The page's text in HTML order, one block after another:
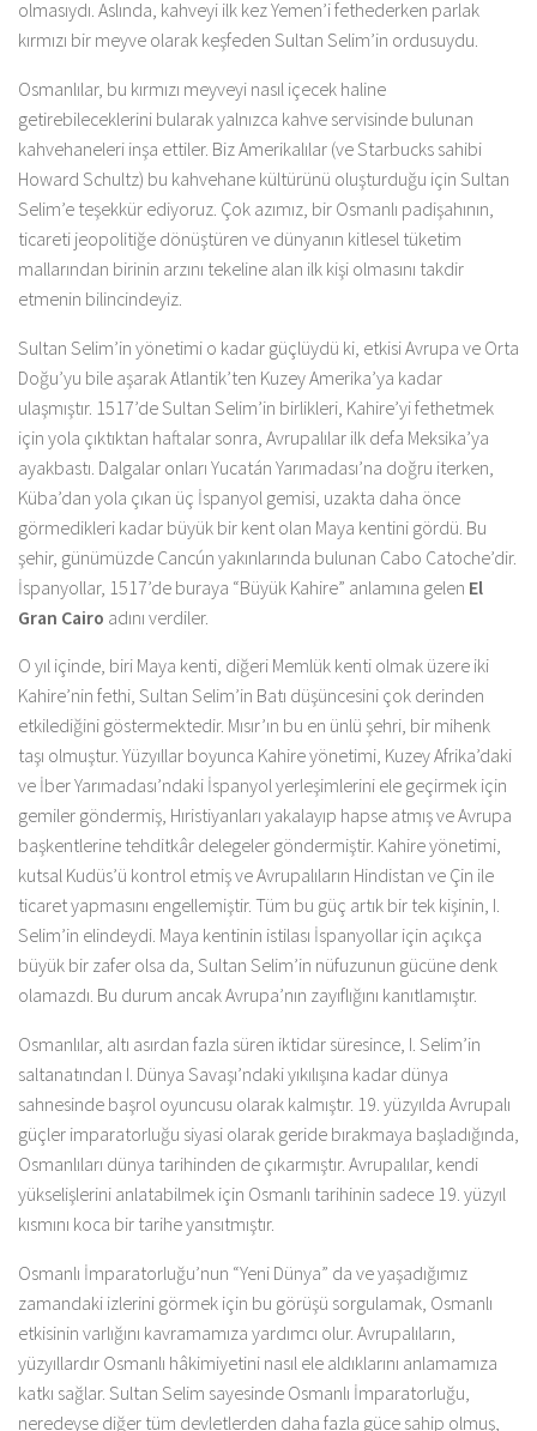
olmasıydı. Aslında, kahveyi ilk kez Yemen’i fethederken parlak
kırmızı bir meyve olarak keşfeden Sultan Selim’in ordusuydu.
Osmanlılar, bu kırmızı meyveyi nasıl içecek haline
getirebileceklerini bularak yalnızca kahve servisinde bulunan
kahvehaneleri inşa ettiler. Biz Amerikalılar (ve Starbucks sahibi
Howard Schultz) bu kahvehane kültürünü oluşturduğu için Sultan
Selim’e teşekkür ediyoruz. Çok azımız, bir Osmanlı padişahının,
ticareti jeopolitiğe dönüştüren ve dünyanın kitlesel tüketim
mallarından birinin arzını tekeline alan ilk kişi olmasını takdir
etmenin bilincindeyiz.
Sultan Selim’in yönetimi o kadar güçlüydü ki, etkisi Avrupa ve Orta
Doğu’yu bile aşarak Atlantik’ten Kuzey Amerika’ya kadar
ulaşmıştır. 1517’de Sultan Selim’in birlikleri, Kahire’yi fethetmek
için yola çıktıktan haftalar sonra, Avrupalılar ilk defa Meksika’ya
ayakbastı. Dalgalar onları Yucatán Yarımadası’na doğru iterken,
Küba’dan yola çıkan üç İspanyol gemisi, uzakta daha önce
görmedikleri kadar büyük bir kent olan Maya kentini gördü. Bu
şehir, günümüzde Cancún yakınlarında bulunan Cabo Catoche’dir.
İspanyollar, 1517’de buraya “Büyük Kahire” anlamına gelen El
Gran Cairo adını verdiler.
O yıl içinde, biri Maya kenti, diğeri Memlük kenti olmak üzere iki
Kahire’nin fethi, Sultan Selim’in Batı düşüncesini çok derinden
etkilediğini göstermektedir. Mısır’ın bu en ünlü şehri, bir mihenk
taşı olmuştur. Yüzyıllar boyunca Kahire yönetimi, Kuzey Afrika’daki
ve İber Yarımadası’ndaki İspanyol yerleşimlerini ele geçirmek için
gemiler göndermiş, Hıristiyanları yakalayıp hapse atmış ve Avrupa
başkentlerine tehditkâr delegeler göndermiştir. Kahire yönetimi,
kutsal Kudüs’ü kontrol etmiş ve Avrupalıların Hindistan ve Çin ile
ticaret yapmasını engellemiştir. Tüm bu güç artık bir tek kişinin, I.
Selim’in elindeydi. Maya kentinin istilası İspanyollar için açıkça
büyük bir zafer olsa da, Sultan Selim’in nüfuzunun gücüne denk
olamazdı. Bu durum ancak Avrupa’nın zayıflığını kanıtlamıştır.
Osmanlılar, altı asırdan fazla süren iktidar süresince, I. Selim’in
saltanatından I. Dünya Savaşı’ndaki yıkılışına kadar dünya
sahnesinde başrol oyuncusu olarak kalmıştır. 19. yüzyılda Avrupalı ​​
güçler imparatorluğu siyasi olarak geride bırakmaya başladığında,
Osmanlıları dünya tarihinden de çıkarmıştır. Avrupalılar, kendi
yükselişlerini anlatabilmek için Osmanlı tarihinin sadece 19. yüzyıl
kısmını koca bir tarihe yansıtmıştır.
Osmanlı İmparatorluğu’nun “Yeni Dünya” da ve yaşadığımız
zamandaki izlerini görmek için bu görüşü sorgulamak, Osmanlı
etkisinin varlığını kavramamıza yardımcı olur. Avrupalıların,
yüzyıllardır Osmanlı hâkimiyetini nasıl ele aldıklarını anlamamıza
katkı sağlar. Sultan Selim sayesinde Osmanlı İmparatorluğu,
neredeyse diğer tüm devletlerden daha fazla güce sahip olmuş,